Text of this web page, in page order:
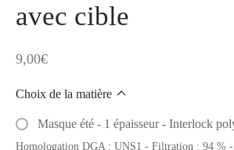
avec cible
9,00€
Choix de la matière
Masque été - 1 épaisseur - Interlock
Homologation DGA : UNS1 - Filtration : 94 %